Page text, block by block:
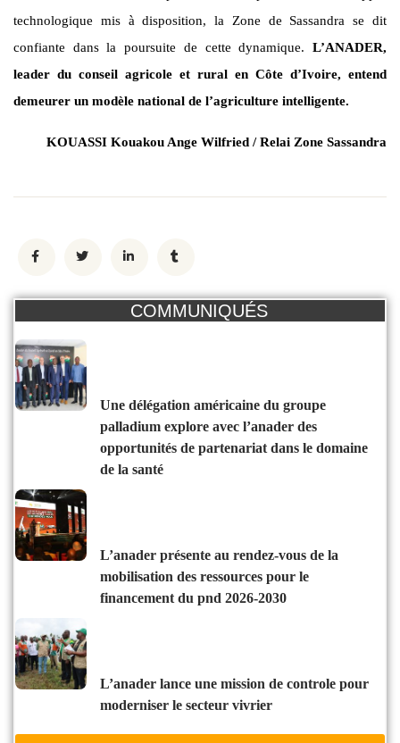
technologique mis à disposition, la Zone de Sassandra se dit
confiante dans la poursuite de cette dynamique. L’ANADER,
leader du conseil agricole et rural en Côte d’Ivoire, entend
demeurer un modèle national de l’agriculture intelligente.
KOUASSI Kouakou Ange Wilfried / Relai Zone Sassandra
COMMUNIQUÉS
une délégation américaine du groupe
palladium explore avec l’anader des
opportunités de partenariat dans le domaine
de la santé
l’anader présente au rendez-vous de la
mobilisation des ressources pour le
financement du pnd 2026-2030
l’anader lance une mission de controle pour
moderniser le secteur vivrier